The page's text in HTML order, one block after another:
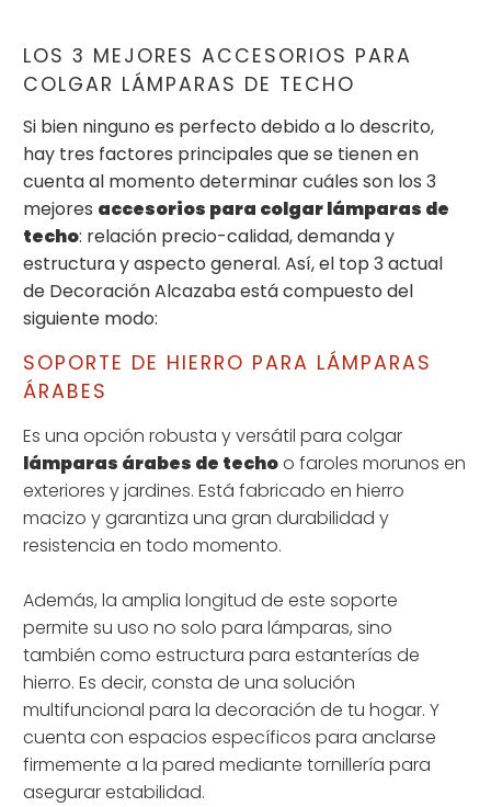
LOS 3 MEJORES ACCESORIOS PARA
COLGAR LÁMPARAS DE TECHO
Si bien ninguno es perfecto debido a lo descrito,
hay tres factores principales que se tienen en
cuenta al momento determinar cuáles son los 3
mejores accesorios para colgar lámparas de
techo: relación precio-calidad, demanda y
estructura y aspecto general. Así, el top 3 actual
de Decoración Alcazaba está compuesto del
siguiente modo:
SOPORTE DE HIERRO PARA LÁMPARAS
ÁRABES
Es una opción robusta y versátil para colgar
lámparas árabes de techoo faroles morunos en
exteriores y jardines. Está fabricado en hierro
macizo y garantiza una gran durabilidad y
resistencia en todo momento.
Además, la amplia longitud de este soporte
permite su uso no solo para lámparas, sino
también como estructura para estanterías de
hierro. Es decir, consta de una solución
multifuncional para la decoración de tu hogar. Y
cuenta con espacios específicos para anclarse
firmemente a la pared mediante tornillería para
asegurar estabilidad.